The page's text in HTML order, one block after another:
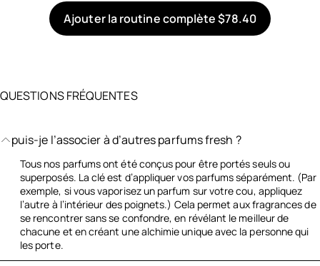
Ajouter la routine complète $78.40
QUESTIONS FRÉQUENTES
puis-je l’associer à d’autres parfums fresh ?
Tous nos parfums ont été conçus pour être portés seuls ou
superposés. La clé est d’appliquer vos parfums séparément. (Par
exemple, si vous vaporisez un parfum sur votre cou, appliquez
l’autre à l’intérieur des poignets.) Cela permet aux fragrances de
se rencontrer sans se confondre, en révélant le meilleur de
chacune et en créant une alchimie unique avec la personne qui
les porte.